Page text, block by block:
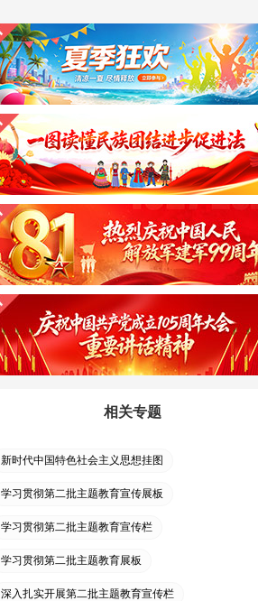
相关专题
新时代中国特色社会主义思想挂图
学习贯彻第二批主题教育宣传展板
学习贯彻第二批主题教育宣传栏
学习贯彻第二批主题教育展板
深入扎实开展第二批主题教育宣传栏